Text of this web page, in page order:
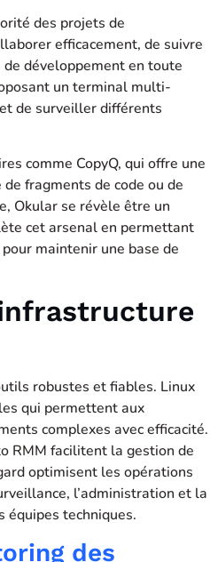
des projets de
efficacement, de suivre
développement en toute
un terminal multi-
de surveiller différents
comme CopyQ, qui offre une
fragments de code ou de
Okular se révèle être un
cet arsenal en permettant
maintenir une base de
robustes et fiables. Linux
qui permettent aux
complexes avec efficacité.
RMM facilitent la gestion de
optimisent les opérations
l’administration et la
équipes techniques.
des